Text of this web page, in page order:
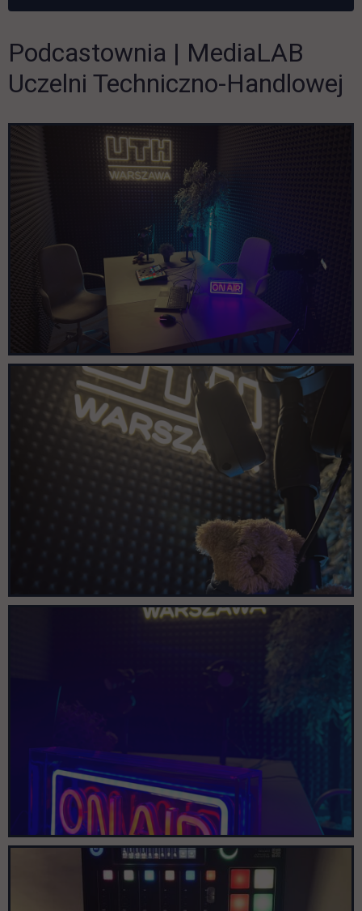
Podcastownia | MediaLAB
Uczelni Techniczno-Handlowej
Pomiń galerię